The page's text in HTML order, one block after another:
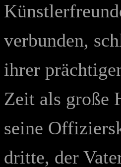
verbunden,
ihrer
Zeit als große
seine
dritte, der